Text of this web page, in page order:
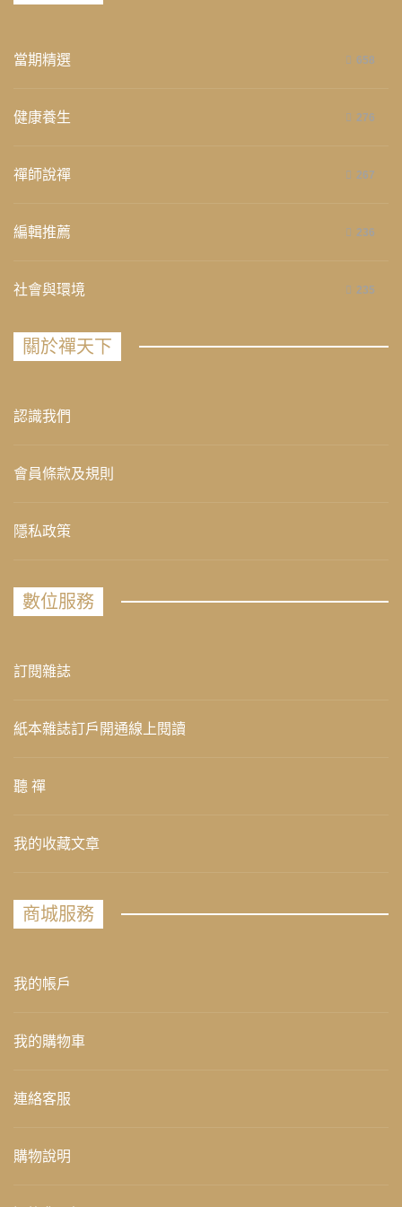
當期精選 658
健康養生 276
禪師說禪 267
編輯推薦 236
社會與環境 235
關於禪天下
認識我們
會員條款及規則
隱私政策
數位服務
訂閱雜誌
紙本雜誌訂戶開通線上閱讀
聽 禪
我的收藏文章
商城服務
我的帳戶
我的購物車
連絡客服
購物說明